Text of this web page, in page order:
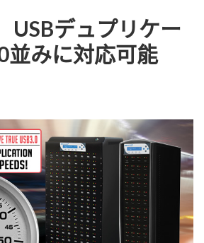
デュプリケー
並みに対応可能